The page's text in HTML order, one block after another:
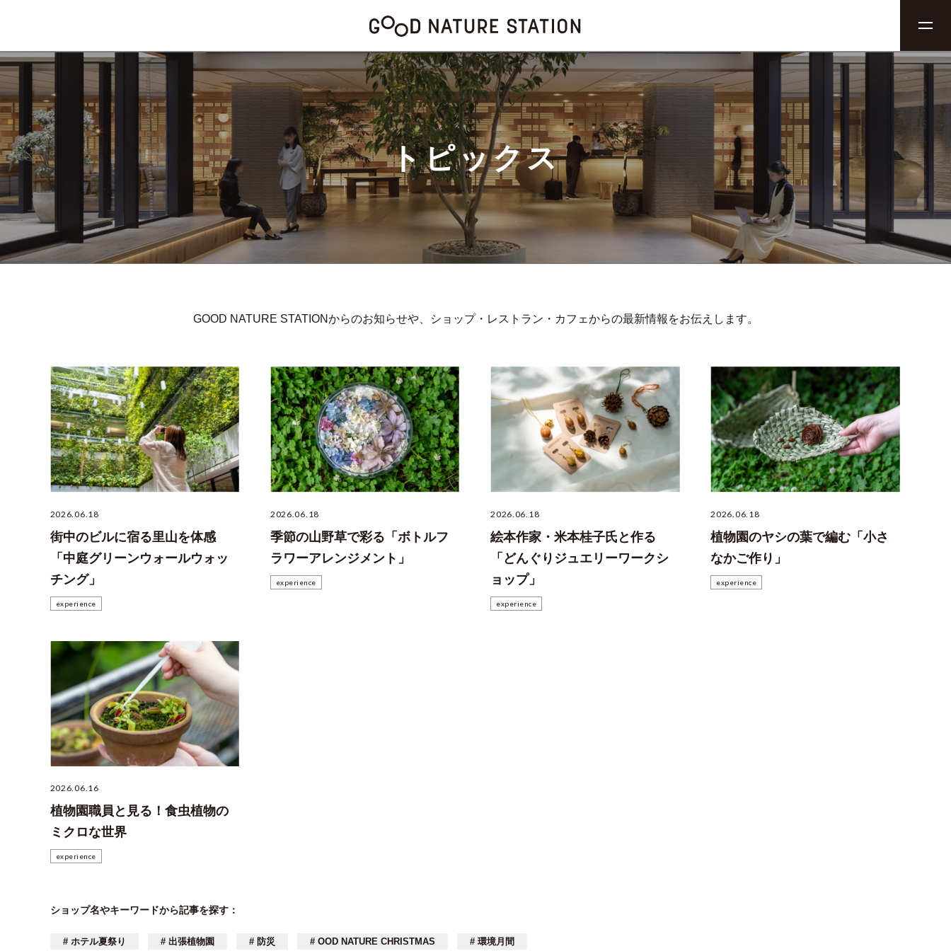
トピックス
GOOD NATURE STATIONからのお知らせや、ショップ・レストラン・カフェからの最新情報をお伝えします。
2026.06.18
街中のビルに宿る里山を体感
「中庭グリーンウォールウォッ
チング」
experience
2026.06.18
季節の山野草で彩る「ボトルフ
ラワーアレンジメント」
experience
2026.06.18
絵本作家・米本桂子氏と作る
「どんぐりジュエリーワークシ
ョップ」
experience
2026.06.18
植物園のヤシの葉で編む「小さ
なかご作り」
experience
2026.06.16
植物園職員と見る！食虫植物の
ミクロな世界
experience
ショップ名やキーワードから記事を探す：
# ホテル夏祭り # 出張植物園 # 防災 # OOD NATURE CHRISTMAS # 環境月間